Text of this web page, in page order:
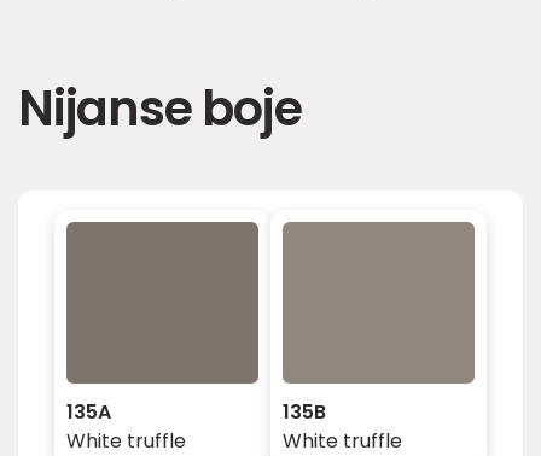
Nijanse boje
135A
White truffle
135B
White truffle